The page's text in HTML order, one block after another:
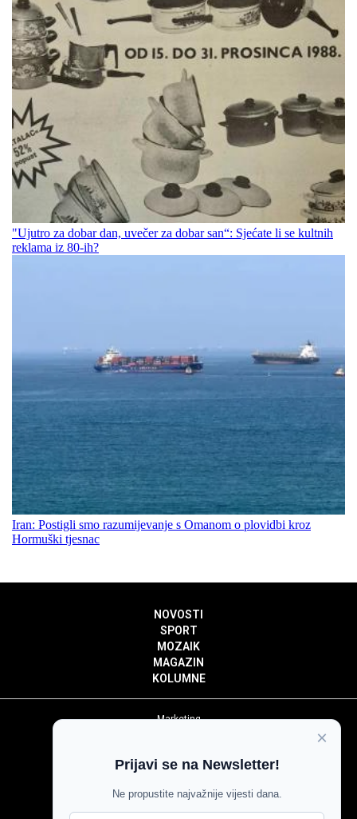
"Ujutro za dobar dan, uvečer za dobar san“: Sjećate li se kultnih
reklama iz 80-ih?
Iran: Postigli smo razumijevanje s Omanom o plovidbi kroz
Hormuški tjesnac
NOVOSTI
SPORT
MOZAIK
MAGAZIN
KOLUMNE
Marketing
Impressum
Pravila komentiranja
Agroglas
×
Prijavi se na Newsletter!
Ne propustite najvažnije vijesti dana.